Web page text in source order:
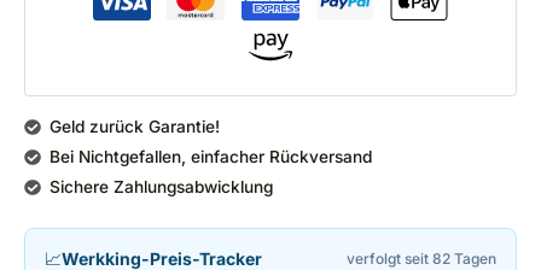
Geld zurück Garantie!
Bei Nichtgefallen, einfacher Rückversand
Sichere Zahlungsabwicklung
📈Werkking-Preis-Tracker verfolgt seit 82 Tagen